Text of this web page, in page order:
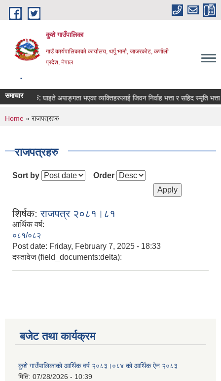
Skip to main content
कुशे गाउँपालिका
गाउँ कार्यपालिकाको कार्यालय, थर्पु भार्मा, जाजरकोट, कर्णाली
प्रदेश, नेपाल
.
समाचार
शिर्षक: घाइते अपाङ्गता भएका व्यक्तिहरुलाई जिवन निर्वाह भत्ता र सहिद स्मृति भत्ता
You are here
Home » राजपत्रहरु
राजपत्रहरु
Sort by Order
शिर्षक:राजपत्र २०८१‍‍‍‍‍।८१
आर्थिक वर्ष:
०८१/०८२
Post date: Friday, February 7, 2025 - 18:33
दस्तावेज (field_documents:delta):
बजेट तथा कार्यक्रम
कुशे गाउँपालिकाकाे आर्थिक वर्ष २०८३।०८४ को आर्थिक ऐन २०८३
मिति: 07/28/2026 - 10:39